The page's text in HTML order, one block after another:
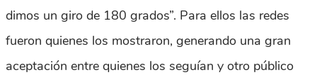
dimos un giro de 180 grados”. Para ellos las redes
fueron quienes los mostraron, generando una gran
aceptación entre quienes los seguían y otro público